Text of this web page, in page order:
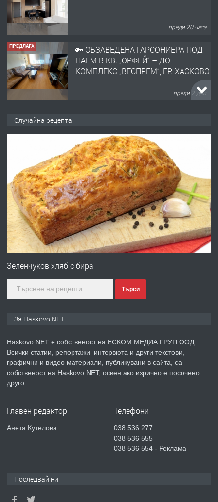
преди 20 часа
ПРЕДЛАГА
🔑 ОБЗАВЕДЕНА ГАРСОНИЕРА ПОД
НАЕМ В КВ. „ОРФЕЙ“ – ДО
КОМПЛЕКС „ВЕСПРЕМ“, ГР. ХАСКОВО
преди 2 дни
АПАРТАМЕНТ В ЦЕНТЪРА НА ГР.
ХАСКОВО
ПРЕДЛАГА Давам гараж под наем
преди 3 дни
ПРЕДЛАГА
№4120 Магазин/Офис под наем в кв.
градската градина!
преди 3 дни
ПРЕДЛАГА
Продавам парцел в гр. Хасково кв.
СГЛОБЯВАНЕ НА МЕБЕЛИ.
Случайна рецепта
Зеленчуков хляб с бира
Търси
За Haskovo.NET
Haskovo.NET е собственост на ЕСКОМ МЕДИА ГРУП ООД.
Всички статии, репортажи, интервюта и други текстови,
графични и видео материали, публикувани в сайта, са
собственост на Haskovo.NET, освен ако изрично е посочено
друго.
Главен редактор
Анета Кутелова
Телефони
038 536 277
038 536 555
038 536 554 - Реклама
Последвай ни